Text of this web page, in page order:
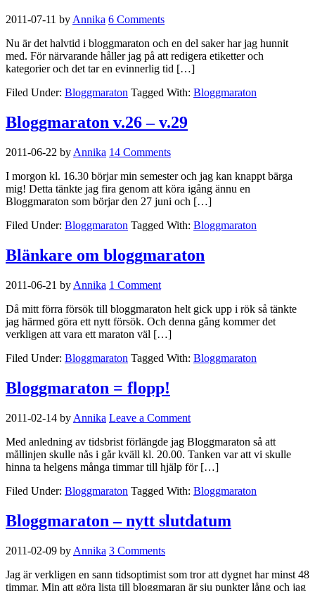
2011-07-11 byAnnika 6 Comments
Nu är det halvtid i bloggmaraton och en del saker har jag hunnit
med. För närvarande håller jag på att redigera etiketter och
kategorier och det tar en evinnerlig tid […]
Filed Under: Bloggmaraton Tagged With: Bloggmaraton
Bloggmaraton v.26 – v.29
2011-06-22 by Annika 14 Comments
I morgon kl. 16.30 börjar min semester och jag kan knappt bärga
mig! Detta tänkte jag fira genom att köra igång ännu en
Bloggmaraton som börjar den 27 juni och […]
Filed Under: Bloggmaraton Tagged With: Bloggmaraton
Blänkare om bloggmaraton
2011-06-21 by Annika 1 Comment
Då mitt förra försök till bloggmaraton helt gick upp i rök så tänkte
jag härmed göra ett nytt försök. Och denna gång kommer det
verkligen att vara ett maraton väl […]
Filed Under: Bloggmaraton Tagged With: Bloggmaraton
Bloggmaraton = flopp!
2011-02-14 by Annika Leave a Comment
Med anledning av tidsbrist förlängde jag Bloggmaraton så att
mållinjen skulle nås i går kväll kl. 20.00. Tanken var att vi skulle
hinna ta helgens många timmar till hjälp för […]
Filed Under: Bloggmaraton Tagged With: Bloggmaraton
Bloggmaraton – nytt slutdatum
2011-02-09 by Annika 3 Comments
Jag är verkligen en sann tidsoptimist som tror att dygnet har minst 48
timmar. Min att göra lista till bloggmaran är sju punkter lång och jag